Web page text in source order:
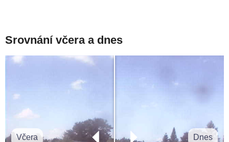
Srovnání včera a dnes
Včera Dnes